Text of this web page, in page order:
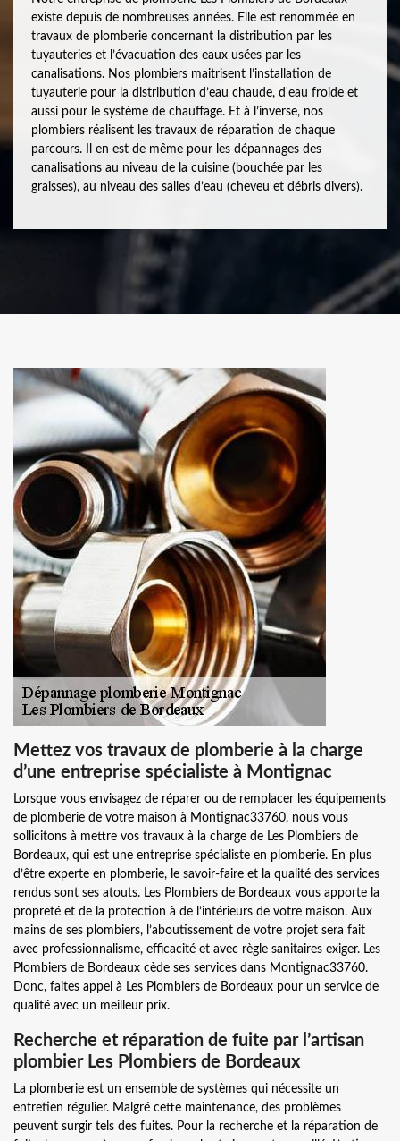
existe depuis de nombreuses années. Elle est renommée en
travaux de plomberie concernant la distribution par les
tuyauteries et l’évacuation des eaux usées par les
canalisations. Nos plombiers maitrisent l’installation de
tuyauterie pour la distribution d’eau chaude, d'eau froide et
aussi pour le système de chauffage. Et à l’inverse, nos
plombiers réalisent les travaux de réparation de chaque
parcours. Il en est de même pour les dépannages des
canalisations au niveau de la cuisine (bouchée par les
graisses), au niveau des salles d’eau (cheveu et débris divers).
Mettez vos travaux de plomberie à la charge
d’une entreprise spécialiste à Montignac
Lorsque vous envisagez de réparer ou de remplacer les équipements
de plomberie de votre maison à Montignac33760, nous vous
sollicitons à mettre vos travaux à la charge de Les Plombiers de
Bordeaux, qui est une entreprise spécialiste en plomberie. En plus
d’être experte en plomberie, le savoir-faire et la qualité des services
rendus sont ses atouts. Les Plombiers de Bordeaux vous apporte la
propreté et de la protection à de l’intérieurs de votre maison. Aux
mains de ses plombiers, l’aboutissement de votre projet sera fait
avec professionnalisme, efficacité et avec règle sanitaires exiger. Les
Plombiers de Bordeaux cède ses services dans Montignac33760.
Donc, faites appel à Les Plombiers de Bordeaux pour un service de
qualité avec un meilleur prix.
Recherche et réparation de fuite par l’artisan
plombier Les Plombiers de Bordeaux
La plomberie est un ensemble de systèmes qui nécessite un
entretien régulier. Malgré cette maintenance, des problèmes
peuvent surgir tels des fuites. Pour la recherche et la réparation de